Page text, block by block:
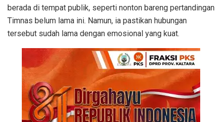
berada di tempat publik, seperti nonton bareng pertandingan
Timnas belum lama ini. Namun, ia pastikan hubungan
tersebut sudah lama dengan emosional yang kuat.